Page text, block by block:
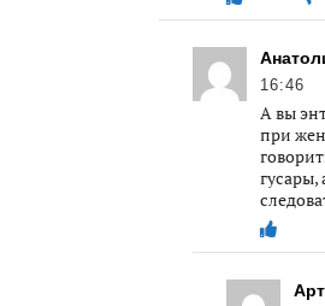
16:46
А вы
при
гусары,